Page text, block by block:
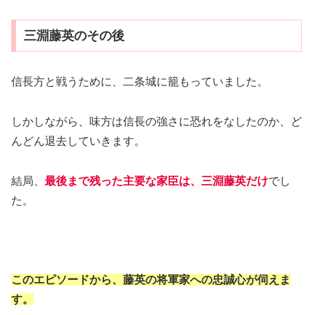
三淵藤英のその後
信長方と戦うために、二条城に籠もっていました。
しかしながら、味方は信長の強さに恐れをなしたのか、ど
んどん退去していきます。
結局、 最後まで残った主要な家臣は、三淵藤英だけでし
た。
このエピソードから、藤英の将軍家への忠誠心が伺えま
す。